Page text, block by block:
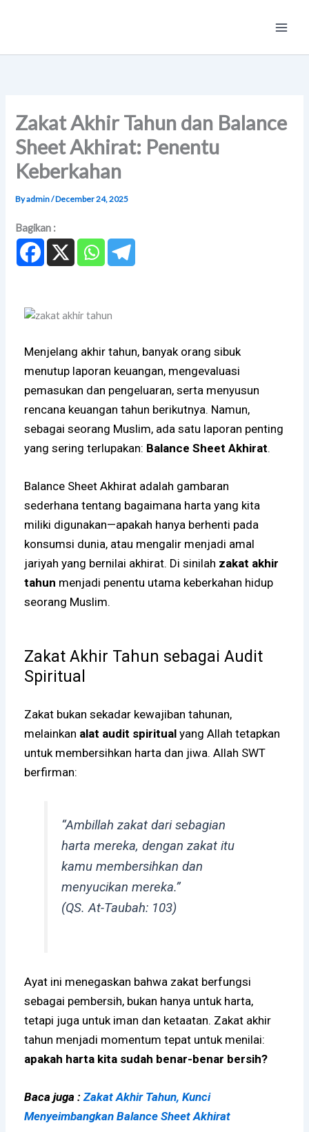
Menu
Zakat Akhir Tahun dan Balance
Sheet Akhirat: Penentu
Keberkahan
Byadmin/December 24, 2025
Bagikan :
Menjelang akhir tahun, banyak orang sibuk
menutup laporan keuangan, mengevaluasi
pemasukan dan pengeluaran, serta menyusun
rencana keuangan tahun berikutnya. Namun,
sebagai seorang Muslim, ada satu laporan penting
yang sering terlupakan: Balance Sheet Akhirat.
Balance Sheet Akhirat adalah gambaran
sederhana tentang bagaimana harta yang kita
miliki digunakan—apakah hanya berhenti pada
konsumsi dunia, atau mengalir menjadi amal
jariyah yang bernilai akhirat. Di sinilah zakat akhir
tahun menjadi penentu utama keberkahan hidup
seorang Muslim.
Zakat Akhir Tahun sebagai Audit
Spiritual
Zakat bukan sekadar kewajiban tahunan,
melainkan alat audit spiritual yang Allah tetapkan
untuk membersihkan harta dan jiwa. Allah SWT
berfirman:
“Ambillah zakat dari sebagian
harta mereka, dengan zakat itu
kamu membersihkan dan
menyucikan mereka.”
(QS. At-Taubah: 103)
Ayat ini menegaskan bahwa zakat berfungsi
sebagai pembersih, bukan hanya untuk harta,
tetapi juga untuk iman dan ketaatan. Zakat akhir
tahun menjadi momentum tepat untuk menilai:
apakah harta kita sudah benar-benar bersih?
Baca juga :Zakat Akhir Tahun, Kunci
Menyeimbangkan Balance Sheet Akhirat